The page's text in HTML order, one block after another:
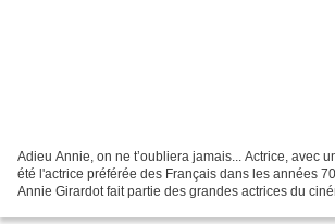
Adieu Annie, on ne t’oubliera jamais... Actrice, avec
été l'actrice préférée des Français dans les années
Annie Girardot fait partie des grandes actrices du